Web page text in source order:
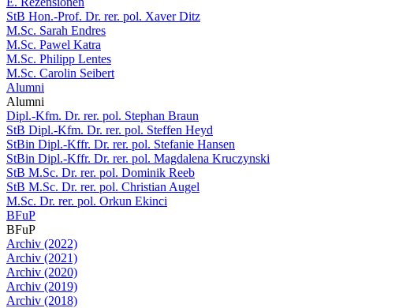
StB Hon.-Prof. Dr. rer. pol. Xaver Ditz
M.Sc. Sarah Endres
M.Sc. Pawel Katra
M.Sc. Philipp Lentes
M.Sc. Carolin Seibert
Alumni
Alumni
Dipl.-Kfm. Dr. rer. pol. Stephan Braun
StB Dipl.-Kfm. Dr. rer. pol. Steffen Heyd
StBin Dipl.-Kffr. Dr. rer. pol. Stefanie Hansen
StBin Dipl.-Kffr. Dr. rer. pol. Magdalena Kruczynski
StB M.Sc. Dr. rer. pol. Dominik Reeb
StB M.Sc. Dr. rer. pol. Christian Augel
M.Sc. Dr. rer. pol. Orkun Ekinci
BFuP
BFuP
Archiv (2022)
Archiv (2021)
Archiv (2020)
Archiv (2019)
Archiv (2018)